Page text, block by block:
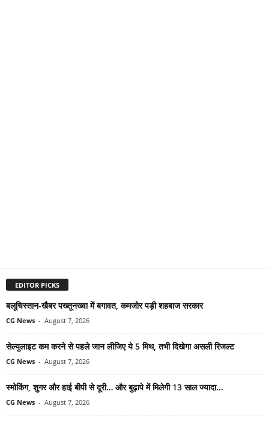
EDITOR PICKS
बलूचिस्तान-खैबर पख्तूनख्वा में बगावत, कमजोर पड़ी शहबाज सरकार
CG News - August 7, 2026
सेल्युलाइट कम करने से पहले जान लीजिए ये 5 मिथ, तभी दिखेगा असली रिजल्ट
CG News - August 7, 2026
स्मोकिंग, शुगर और हाई बीपी से दूरी… और बुढ़ापे में मिलेगी 13 साल ज्यादा...
CG News - August 7, 2026